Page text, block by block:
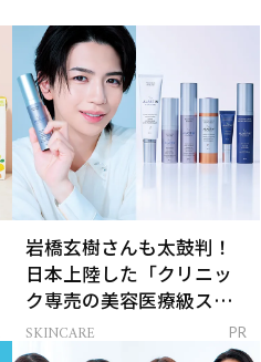
岩橋玄樹さんも太鼓判！
日本上陸した「クリニッ
ク専売の美容医療級スキ
ンケア」
SKINCARE PR